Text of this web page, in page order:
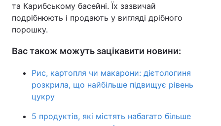
та Карибському басейні. Їх зазвичай
подрібнюють і продають у вигляді дрібного
порошку.
Вас також можуть зацікавити новини:
Рис, картопля чи макарони: дієтологиня
розкрила, що найбільше підвищує рівень
цукру
5 продуктів, які містять набагато більше